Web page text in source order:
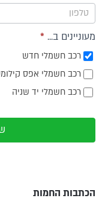
מעוניינים ב... *
רכב חשמלי חדש
רכב חשמלי אפס
רכב חשמלי יד שניה
הכתבות החמות